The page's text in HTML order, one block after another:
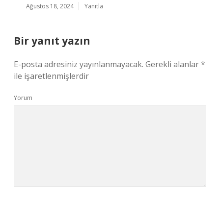
Ağustos 18, 2024 Yanıtla
Bir yanıt yazın
E-posta adresiniz yayınlanmayacak. Gerekli alanlar*
ile işaretlenmişlerdir
Yorum